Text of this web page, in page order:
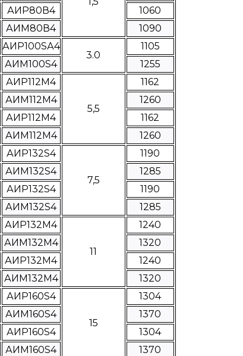
АИР80В4
1060
АИМ80В4
1090
АИР100SА4
3.0
1105
АИМ100S4
1255
АИР112М4
5,5
1162
АИМ112М4
1260
АИР112M4
1162
АИМ112M4
1260
АИР132S4
7,5
1190
АИМ132S4
1285
АИР132S4
1190
АИМ132S4
1285
АИР132M4
11
1240
АИМ132M4
1320
АИР132М4
1240
АИМ132М4
1320
АИР160S4
15
1304
АИМ160S4
1370
АИР160S4
1304
АИМ160S4 1370